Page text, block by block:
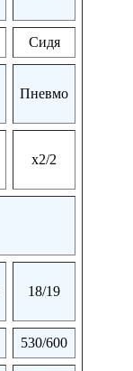
Сидя
Пневмо
х2/2
18/19
530/600